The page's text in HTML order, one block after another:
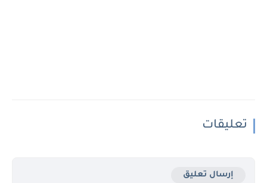
تعليقات
إرسال تعليق